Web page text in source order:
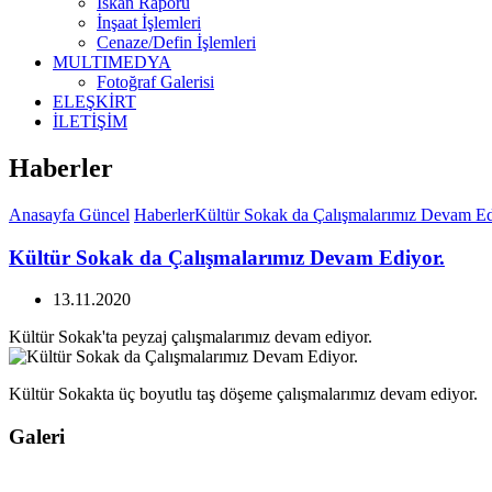
İnşaat İşlemleri
Cenaze/Defin İşlemleri
MULTIMEDYA
Fotoğraf Galerisi
ELEŞKİRT
İLETİŞİM
Haberler
Anasayfa Güncel HaberlerKültür Sokak da Çalışmalarımız Devam
Kültür Sokak da Çalışmalarımız Devam Ediyor.
13.11.2020
Kültür Sokak'ta peyzaj çalışmalarımız devam ediyor.
Kültür Sokakta üç boyutlu taş döşeme çalışmalarımız devam ediyor.
Galeri